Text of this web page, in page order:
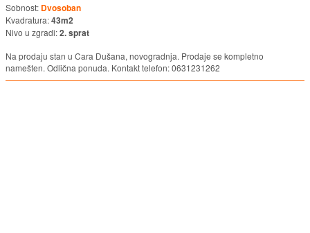
Sobnost: Dvosoban
Kvadratura:43m2
Nivo u zgradi:2. sprat
Na prodaju stan u Cara Dušana, novogradnja. Prodaje se kompletno
namešten. Odlična ponuda. Kontakt telefon: 0631231262